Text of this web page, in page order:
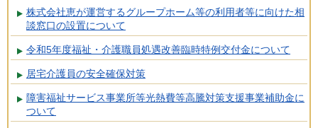
株式会社恵が運営するグループホーム等の利用者等に向けた相
談窓口の設置について
令和5年度福祉・介護職員処遇改善臨時特例交付金について
居宅介護員の安全確保対策
障害福祉サービス事業所等光熱費等高騰対策支援事業補助金に
ついて